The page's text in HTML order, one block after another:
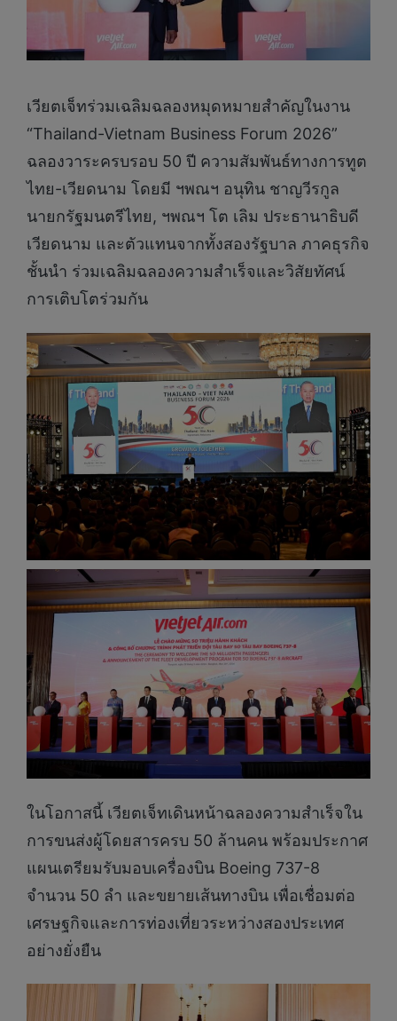
เวียตเจ็ทร่วมเฉลิมฉลองหมุดหมายสำคัญในงาน
“Thailand-Vietnam Business Forum 2026”
ฉลองวาระครบรอบ 50 ปี ความสัมพันธ์ทางการทูต
ไทย-เวียดนาม โดยมี ฯพณฯ อนุทิน ชาญวีรกูล
นายกรัฐมนตรีไทย, ฯพณฯ โต เลิม ประธานาธิบดี
เวียดนาม และตัวแทนจากทั้งสองรัฐบาล ภาคธุรกิจ
ชั้นนำ ร่วมเฉลิมฉลองความสำเร็จและวิสัยทัศน์
การเติบโตร่วมกัน
ในโอกาสนี้ เวียตเจ็ทเดินหน้าฉลองความสำเร็จใน
การขนส่งผู้โดยสารครบ 50 ล้านคน พร้อมประกาศ
แผนเตรียมรับมอบเครื่องบิน Boeing 737-8
จำนวน 50 ลำ และขยายเส้นทางบิน เพื่อเชื่อมต่อ
เศรษฐกิจและการท่องเที่ยวระหว่างสองประเทศ
อย่างยั่งยืน